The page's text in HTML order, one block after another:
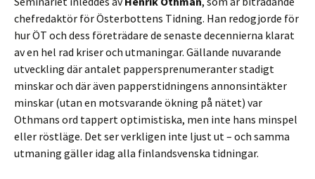
chefredaktör för Österbottens Tidning. Han redogjorde för
hur ÖT och dess företrädare de senaste decennierna klarat
av en hel rad kriser och utmaningar. Gällande nuvarande
utveckling där antalet pappersprenumeranter stadigt
minskar och där även papperstidningens annonsintäkter
minskar (utan en motsvarande ökning på nätet) var
Othmans ord tappert optimistiska, men inte hans minspel
eller röstläge. Det ser verkligen inte ljust ut – och samma
utmaning gäller idag alla finlandsvenska tidningar.